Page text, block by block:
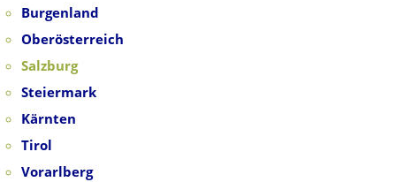
Burgenland
Oberösterreich
Salzburg
Steiermark
Kärnten
Tirol
Vorarlberg